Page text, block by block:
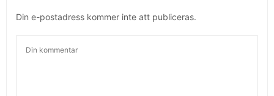
Din e-postadress kommer inte att publiceras.